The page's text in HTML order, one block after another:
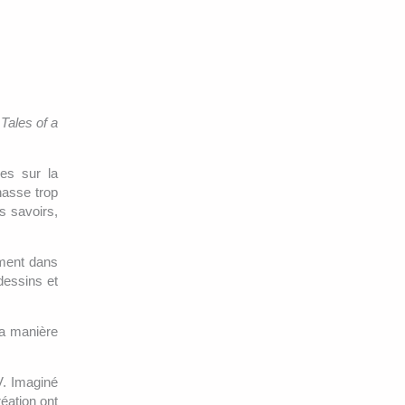
Tales of a
sur la
trop
savoirs,
dans
et
manière
Imaginé
ont